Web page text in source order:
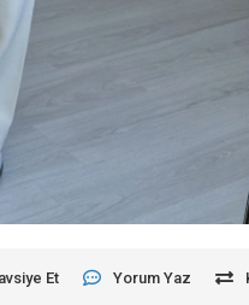
Et Yorum Yaz